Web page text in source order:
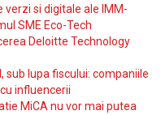
verzi si digitale ale IMM-
SME Eco-Tech
Deloitte Technology
sub lupa fiscului: companiile
influencerii
MiCA nu vor mai putea